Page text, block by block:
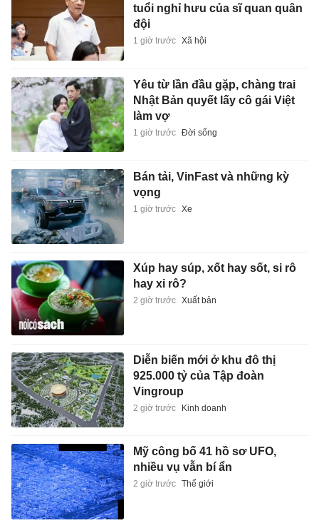
tuổi nghỉ hưu của sĩ quan quân
đội
1 giờ trước Xã hội
Yêu từ lần đầu gặp, chàng trai
Nhật Bản quyết lấy cô gái Việt
làm vợ
1 giờ trước Đời sống
Bán tải, VinFast và những kỳ
vọng
1 giờ trước Xe
Xúp hay súp, xốt hay sốt, si rô
hay xi rô?
2 giờ trước Xuất bản
Diễn biến mới ở khu đô thị
925.000 tỷ của Tập đoàn
Vingroup
2 giờ trước Kinh doanh
Mỹ công bố 41 hồ sơ UFO,
nhiều vụ vẫn bí ẩn
2 giờ trước Thế giới